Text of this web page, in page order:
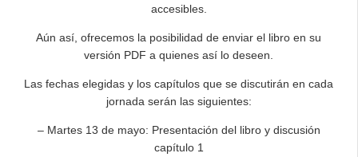
accesibles.
Aún así, ofrecemos la posibilidad de enviar el libro en su
versión PDF a quienes así lo deseen.
Las fechas elegidas y los capítulos que se discutirán en cada
jornada serán las siguientes:
– Martes 13 de mayo: Presentación del libro y discusión
capítulo 1